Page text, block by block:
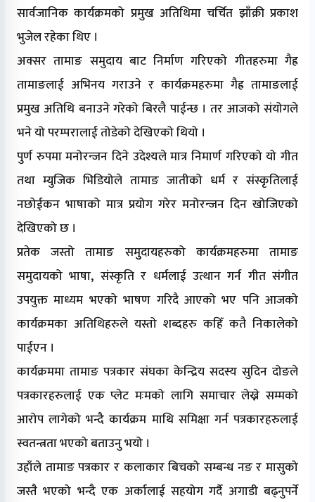
सार्वजानिक कार्यक्रमको प्रमुख अतिथिमा चर्चित झाँक्री प्रकाश
भुजेल रहेका थिए ।
अक्सर तामाङ समुदाय बाट निर्माण गरिएको गीतहरुमा गैह्र
तामाङलाई अभिनय गराउने र कार्यक्रमहरुमा गैह्र तामाङलाई
प्रमुख अतिथि बनाउने गरेको बिरलै पाईन्छ । तर आजको संयोगले
भने यो परम्परालाई तोडेको देखिएको थियो ।
पुर्ण रुपमा मनोरन्जन दिने उदेश्यले मात्र निमार्ण गरिएको यो गीत
तथा म्युजिक भिडियोले तामाङ जातीको धर्म र संस्कृतिलाई
नछोईकन भाषाको मात्र प्रयोग गरेर मनोरन्जन दिन खोजिएको
देखिएको छ ।
प्रतेक जस्तो तामाङ समुुदायहरुको कार्यक्रमहरुमा तामाङ
समुदायको भाषा, संस्कृति र धर्मलाई उत्थान गर्न गीत संगीत
उपयुक्त माध्यम भएको भाषण गरिदै आएको भए पनि आजको
कार्यक्रमका अतिथिहरुले यस्तो शब्दहरु कहिँ कतै निकालेको
पाईएन ।
कार्यक्रममा तामाङ पत्रकार संघका केन्द्रिय सदस्य सुदिन दोङले
पत्रकारहरुलाई एक प्लेट मःमको लागि समाचार लेख्ने सम्मको
आरोप लागेको भन्दै कार्यक्रम माथि समिक्षा गर्न पत्रकारहरुलाई
स्वतन्त्रता भएको बताउनु भयो ।
उहाँले तामाङ पत्रकार र कलाकार बिचको सम्बन्ध नङ र मासुको
जस्तै भएको भन्दै एक अर्कालाई सहयोग गर्दै अगाडी बढ्नुपर्ने